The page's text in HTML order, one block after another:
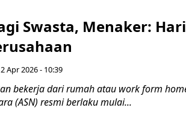
Swasta, Menaker:
Apr 2026 - 10:39
bekerja dari rumah atau work form
(ASN) resmi berlaku mulai...